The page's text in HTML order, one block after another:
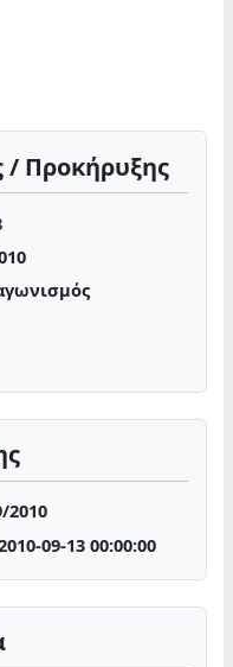
/ Προκήρυξης
2010
09-13 00:00:00